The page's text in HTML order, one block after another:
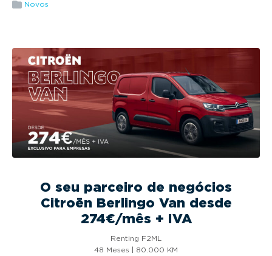
g
i
o
n
Novos
O seu parceiro de negócios
Citroën Berlingo Van desde
274€/mês + IVA
Renting F2ML
48 Meses | 80.000 KM